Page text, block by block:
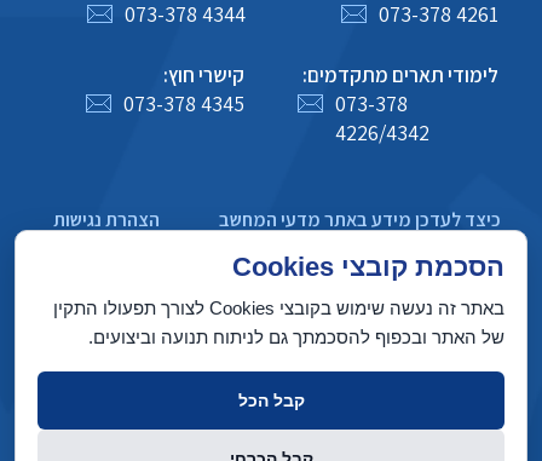
073-378 4261
073-378 4344
לימודי תארים מתקדמים:
073-378
4226/4342
קישרי חוץ:
073-378 4345
כיצד לעדכן מידע באתר מדעי המחשב
הצהרת נגישות
מדיניות פרטיות
בניין טאוב, הטכניון מכון טכנולוגי לישראל, חיפה 3200003
הסכמת קובצי Cookies
באתר זה נעשה שימוש בקובצי Cookies לצורך תפעולו התקין
של האתר ובכפוף להסכמתך גם לניתוח תנועה וביצועים.
קבל הכל